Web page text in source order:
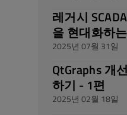
레거시
을 현대화하
2025년 07월 31일
QtGraphs 개
하기 - 1편
2025년 02월 18일